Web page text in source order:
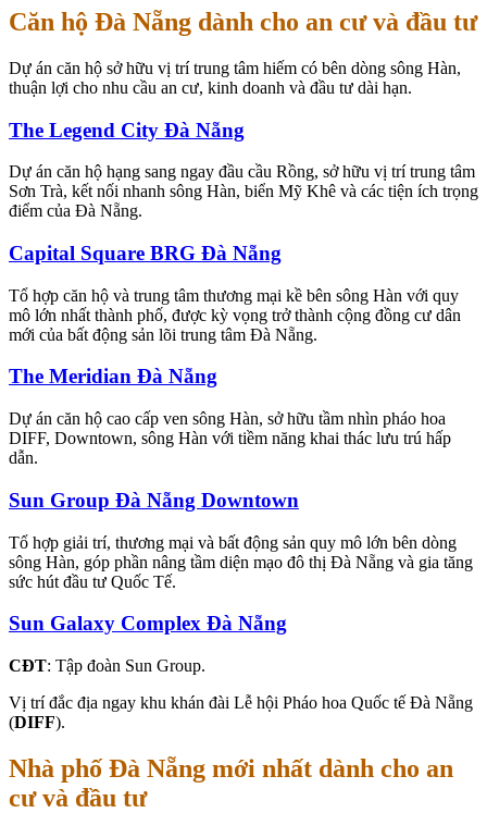
Căn hộ Đà Nẵng dành cho an cư và đầu tư
Dự án căn hộ sở hữu vị trí trung tâm hiếm có bên dòng sông Hàn,
thuận lợi cho nhu cầu an cư, kinh doanh và đầu tư dài hạn.
The Legend City Đà Nẵng
Dự án căn hộ hạng sang ngay đầu cầu Rồng, sở hữu vị trí trung tâm
Sơn Trà, kết nối nhanh sông Hàn, biển Mỹ Khê và các tiện ích trọng
điểm của Đà Nẵng.
Capital Square BRG Đà Nẵng
Tổ hợp căn hộ và trung tâm thương mại kề bên sông Hàn với quy
mô lớn nhất thành phố, được kỳ vọng trở thành cộng đồng cư dân
mới của bất động sản lõi trung tâm Đà Nẵng.
The Meridian Đà Nẵng
Dự án căn hộ cao cấp ven sông Hàn, sở hữu tầm nhìn pháo hoa
DIFF, Downtown, sông Hàn với tiềm năng khai thác lưu trú hấp
dẫn.
Sun Group Đà Nẵng Downtown
Tổ hợp giải trí, thương mại và bất động sản quy mô lớn bên dòng
sông Hàn, góp phần nâng tầm diện mạo đô thị Đà Nẵng và gia tăng
sức hút đầu tư Quốc Tế.
Sun Galaxy Complex Đà Nẵng
CĐT: Tập đoàn Sun Group.
Vị trí đắc địa ngay khu khán đài Lễ hội Pháo hoa Quốc tế Đà Nẵng
(DIFF).
Nhà phố Đà Nẵng mới nhất dành cho an
cư và đầu tư